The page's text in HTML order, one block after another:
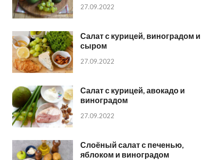
27.09.2022
Салат с курицей, виноградом и
сыром
27.09.2022
Салат с курицей, авокадо и
виноградом
27.09.2022
Слоёный салат с печенью,
яблоком и виноградом